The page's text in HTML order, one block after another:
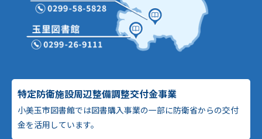
特定防衛施設周辺整備調整交付金事業
小美玉市図書館では図書購入事業の一部に防衛省からの交付
金を活用しています。